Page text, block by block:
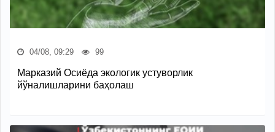
04/08, 09:29 99
Марказий Осиёда экологик устуворлик
йўналишларини баҳолаш